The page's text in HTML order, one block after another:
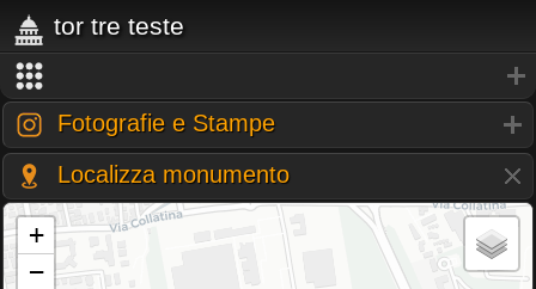
tor tre teste
Fotografie e Stampe
Localizza monumento
+
−